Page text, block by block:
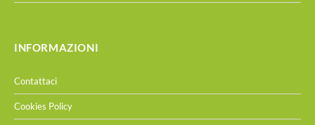
INFORMAZIONI
Contattaci
Cookies Policy